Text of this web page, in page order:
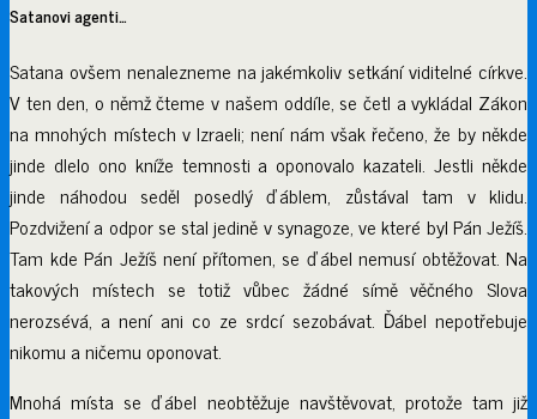
Satanovi agenti…
Satana ovšem nenalezneme na jakémkoliv setkání viditelné církve.
V ten den, o němž čteme v našem oddíle, se četl a vykládal Zákon
na mnohých místech v Izraeli; není nám však řečeno, že by někde
jinde dlelo ono kníže temnosti a oponovalo kazateli. Jestli někde
jinde náhodou seděl posedlý ďáblem, zůstával tam v klidu.
Pozdvižení a odpor se stal jedině v synagoze, ve které byl Pán Ježíš.
Tam kde Pán Ježíš není přítomen, se ďábel nemusí obtěžovat. Na
takových místech se totiž vůbec žádné símě věčného Slova
nerozsévá, a není ani co ze srdcí sezobávat. Ďábel nepotřebuje
nikomu a ničemu oponovat.
Mnohá místa se ďábel neobtěžuje navštěvovat, protože tam již